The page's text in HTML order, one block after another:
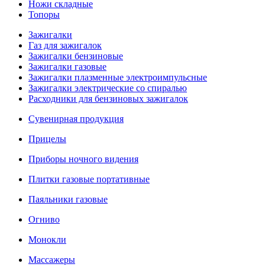
Ножи складные
Топоры
Зажигалки
Газ для зажигалок
Зажигалки бензиновые
Зажигалки газовые
Зажигалки плазменные электроимпульсные
Зажигалки электрические со спиралью
Расходники для бензиновых зажигалок
Сувенирная продукция
Прицелы
Приборы ночного видения
Плитки газовые портативные
Паяльники газовые
Огниво
Монокли
Массажеры